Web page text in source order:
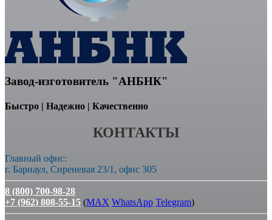
Завод-изготовитель "АНБНК"
Быстро | Надежно | Качественно
КОНТАКТЫ
Главный офис:
г. Барнаул, Сиреневая 23/1, офис 305
8 (800) 700-98-28
+7 (962) 808-55-15 (MAX WhatsApp Telegram)